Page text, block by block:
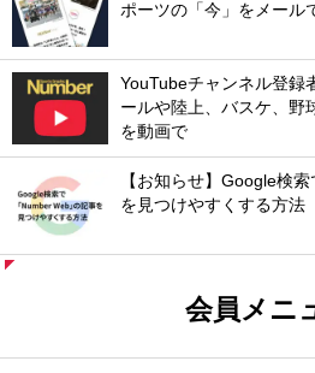
ポーツの「今」をメール
YouTubeチャンネル登録
ールや陸上、バスケ、野
を動画で
【お知らせ】Google検
を見つけやすくする方法
会員メニ